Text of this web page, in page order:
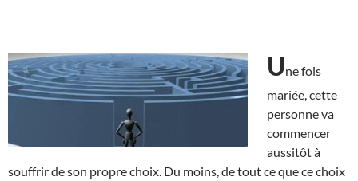
Une fois
mariée, cette
personne va
commencer
aussitôt à
souffrir de son propre choix. Du moins, de tout ce que ce choix